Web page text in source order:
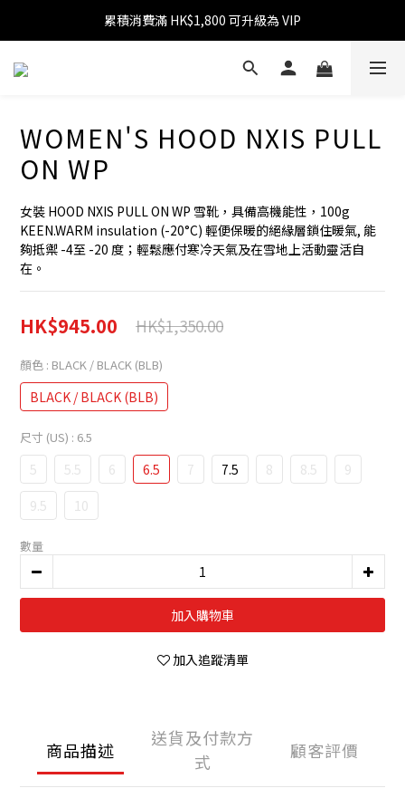
消費滿 HK$599 免運費
累積消費滿 HK$1,800 可升級為 VIP
消費滿 HK$1,800 可享 9 折優惠
WOMEN'S HOOD NXIS PULL
ON WP
女裝 HOOD NXIS PULL ON WP 雪靴，具備高機能性，100g
KEEN.WARM insulation (-20°C) 輕便保暖的絕緣層鎖住暖氣, 能
夠抵禦 -4至 -20 度；輕鬆應付寒冷天氣及在雪地上活動靈活自
在。
HK$945.00 HK$1,350.00
顏色 : BLACK / BLACK (BLB)
BLACK / BLACK (BLB)
尺寸 (US) : 6.5
5 5.5 6 6.5 7 7.5 8 8.5
9
9.5
10
數量
加入購物車
加入追蹤清單
商品描述
送貨及付款方
式
顧客評價